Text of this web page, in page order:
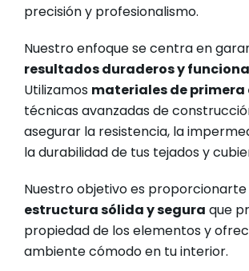
precisión y profesionalismo.
Nuestro enfoque se centra en
resultados duraderos y
Utilizamos materiales de
técnicas avanzadas de
asegurar la resistencia, la
la durabilidad de tus tejados y
Nuestro objetivo es proporcionarte
estructura sólida y segura que
propiedad de los elementos y
ambiente cómodo en tu interior.